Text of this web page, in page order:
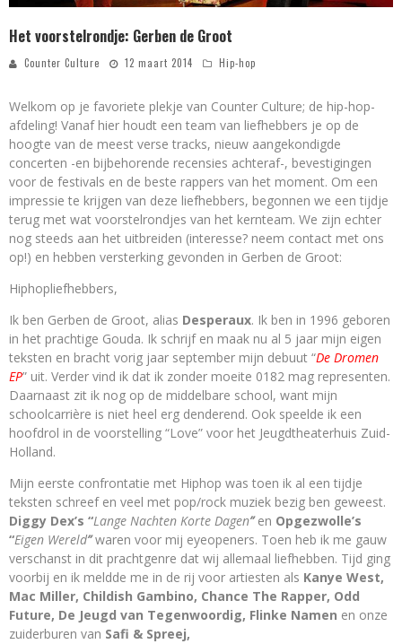
Het voorstelrondje: Gerben de Groot
Counter Culture 12 maart 2014 Hip-hop
Welkom op je favoriete plekje van Counter Culture; de hip-hop-
afdeling! Vanaf hier houdt een team van liefhebbers je op de
hoogte van de meest verse tracks, nieuw aangekondigde
concerten -en bijbehorende recensies achteraf-, bevestigingen
voor de festivals en de beste rappers van het moment. Om een
impressie te krijgen van deze liefhebbers, begonnen we een tijdje
terug met wat voorstelrondjes van het kernteam. We zijn echter
nog steeds aan het uitbreiden (interesse? neem contact met ons
op!) en hebben versterking gevonden in Gerben de Groot:
Hiphopliefhebbers,
Ik ben Gerben de Groot, alias Desperaux. Ik ben in 1996 geboren
in het prachtige Gouda. Ik schrijf en maak nu al 5 jaar mijn eigen
teksten en bracht vorig jaar september mijn debuut “De Dromen
EP” uit. Verder vind ik dat ik zonder moeite 0182 mag representen.
Daarnaast zit ik nog op de middelbare school, want mijn
schoolcarrière is niet heel erg denderend. Ook speelde ik een
hoofdrol in de voorstelling “Love” voor het Jeugdtheaterhuis Zuid-
Holland.
Mijn eerste confrontatie met Hiphop was toen ik al een tijdje
teksten schreef en veel met pop/rock muziek bezig ben geweest.
Diggy Dex’s “Lange Nachten Korte Dagen” en Opgezwolle’s
“Eigen Wereld” waren voor mij eyeopeners. Toen heb ik me gauw
verschanst in dit prachtgenre dat wij allemaal liefhebben. Tijd ging
voorbij en ik meldde me in de rij voor artiesten als Kanye West,
Mac Miller, Childish Gambino, Chance The Rapper, Odd
Future, De Jeugd van Tegenwoordig, Flinke Namen en onze
zuiderburen van Safi & Spreej,